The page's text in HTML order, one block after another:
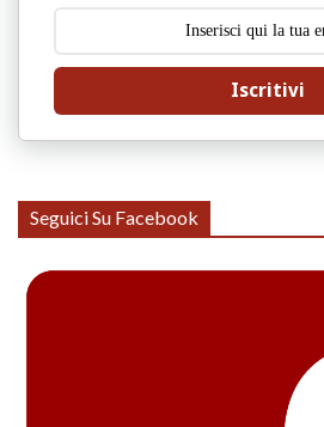
Iscritivi
Seguici Su Facebook